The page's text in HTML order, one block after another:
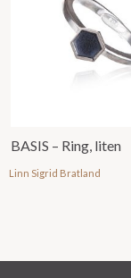
BASIS – Ring, liten
Linn Sigrid Bratland